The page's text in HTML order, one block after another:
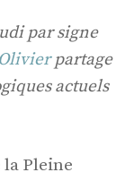
par signe
partage
actuels
la Pleine